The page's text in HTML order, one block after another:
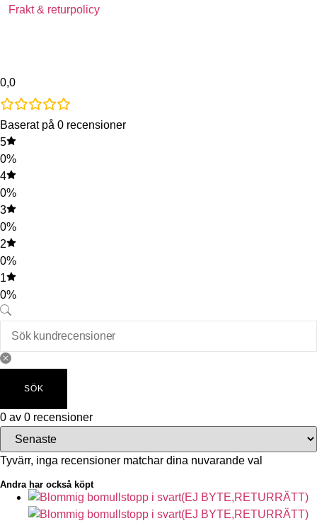
Frakt & returpolicy
0,0
Baserat på 0 recensioner
5
0%
4
0%
3
0%
2
0%
1
0%
SÖK
0 av 0 recensioner
Tyvärr, inga recensioner matchar dina nuvarande val
Andra har också köpt